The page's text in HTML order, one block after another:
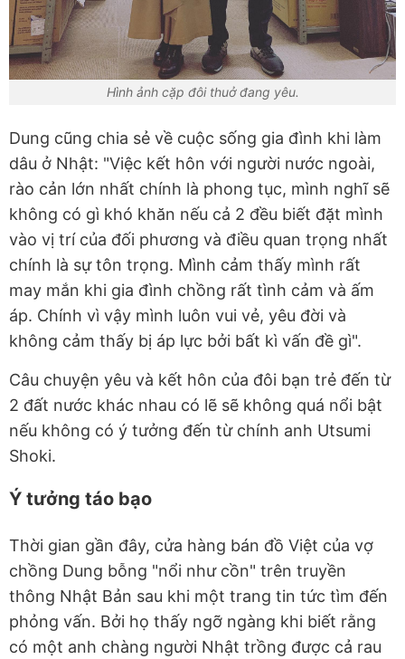
Hình ảnh cặp đôi thuở đang yêu.
Dung cũng chia sẻ về cuộc sống gia đình khi làm
dâu ở Nhật: "Việc kết hôn với người nước ngoài,
rào cản lớn nhất chính là phong tục, mình nghĩ sẽ
không có gì khó khăn nếu cả 2 đều biết đặt mình
vào vị trí của đối phương và điều quan trọng nhất
chính là sự tôn trọng. Mình cảm thấy mình rất
may mắn khi gia đình chồng rất tình cảm và ấm
áp. Chính vì vậy mình luôn vui vẻ, yêu đời và
không cảm thấy bị áp lực bởi bất kì vấn đề gì".
Câu chuyện yêu và kết hôn của đôi bạn trẻ đến từ
2 đất nước khác nhau có lẽ sẽ không quá nổi bật
nếu không có ý tưởng đến từ chính anh Utsumi
Shoki.
Ý tưởng táo bạo
Thời gian gần đây, cửa hàng bán đồ Việt của vợ
chồng Dung bỗng "nổi như cồn" trên truyền
thông Nhật Bản sau khi một trang tin tức tìm đến
phỏng vấn. Bởi họ thấy ngỡ ngàng khi biết rằng
có một anh chàng người Nhật trồng được cả rau